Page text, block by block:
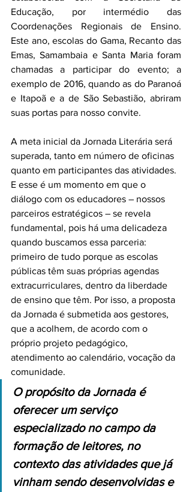
Educação, por intermédio das
Coordenações Regionais de Ensino.
Este ano, escolas do Gama, Recanto das
Emas, Samambaia e Santa Maria foram
chamadas a participar do evento; a
exemplo de 2016, quando as do Paranoá
e Itapoã e a de São Sebastião, abriram
suas portas para nosso convite.
A meta inicial da Jornada Literária será
superada, tanto em número de oficinas
quanto em participantes das atividades.
E esse é um momento em que o
diálogo com os educadores – nossos
parceiros estratégicos – se revela
fundamental, pois há uma delicadeza
quando buscamos essa parceria:
primeiro de tudo porque as escolas
públicas têm suas próprias agendas
extracurriculares, dentro da liberdade
de ensino que têm. Por isso, a proposta
da Jornada é submetida aos gestores,
que a acolhem, de acordo com o
próprio projeto pedagógico,
atendimento ao calendário, vocação da
comunidade.
O propósito da Jornada é
oferecer um serviço
especializado no campo da
formação de leitores, no
contexto das atividades que já
vinham sendo desenvolvidas e